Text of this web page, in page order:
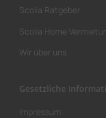
Scolia Ratgeber
Scolia Home
Wir über uns
Gesetzliche
Impressum